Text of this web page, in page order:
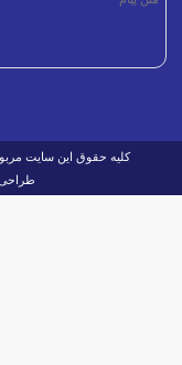
کلیه حقوق این سایت